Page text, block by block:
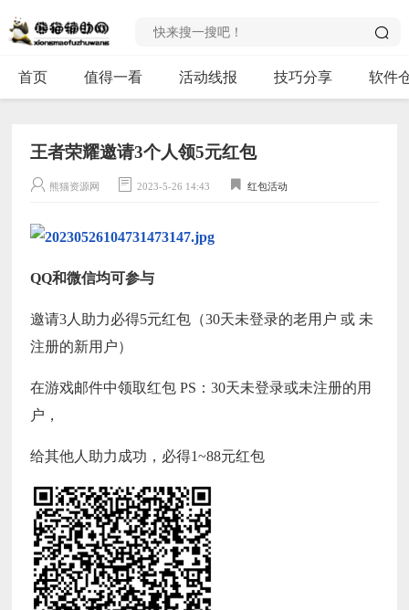
首页 值得一看 活动线报 技巧分享 软件
王者荣耀邀请3个人领5元红包
熊猫资源网 2023-5-26 14:43 红包活动
QQ和微信均可参与
邀请3人助力必得5元红包（30天未登录的老用户 或 未
注册的新用户）
在游戏邮件中领取红包 PS：30天未登录或未注册的用
户，
给其他人助力成功，必得1~88元红包